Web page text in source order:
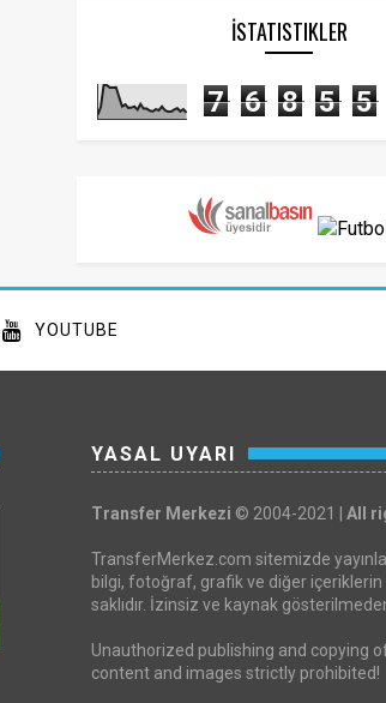
İSTATISTIKLER
7 6 8 5 5
YOUTUBE
YASAL UYARI
Transfer Merkezi © 2004-2021 | All
TransferMerkez.com sitemizde
bilgi, fotoğraf, grafik ve diğer içeriklerin
saklıdır. İzinsiz ve kaynak
Unauthorized publishing and copying
content and images strictly prohibited!